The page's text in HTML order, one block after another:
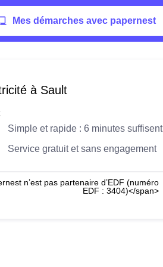
Mes démarches avec papernest
à Sault
Simple et rapide : 6 minutes suffisent
Service gratuit et sans engagement
n’est pas partenaire d’EDF (numéro
EDF : 3404)</span>